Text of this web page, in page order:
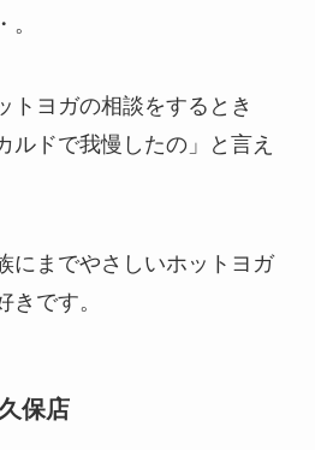
トヨガの相談をするとき
ルドで我慢したの」と言え
にまでやさしいホットヨガ
きです。
保店